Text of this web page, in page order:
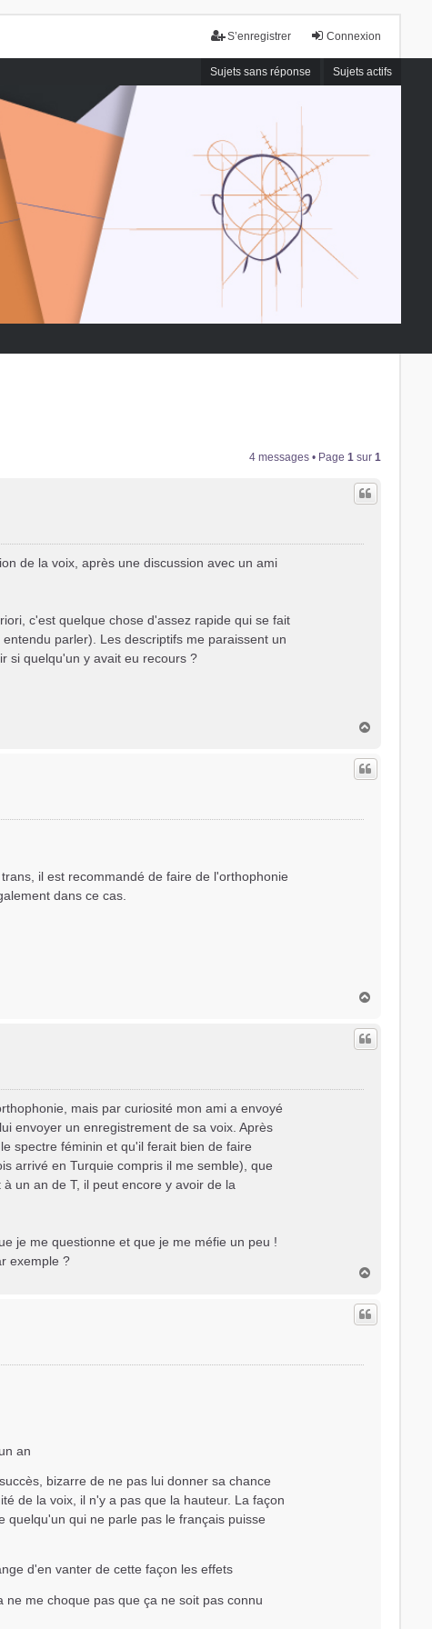
Connexion
S’enregistrer
Sujets sans réponse Sujets actifs
4 messages • Page1 sur1
de la voix, après une discussion avec un ami
c'est quelque chose d'assez rapide qui se fait
parler). Les descriptifs me paraissent un
si quelqu'un y avait eu recours ?
u
il est recommandé de faire de l'orthophonie
dans ce cas.
u
mais par curiosité mon ami a envoyé
envoyer un enregistrement de sa voix. Après
spectre féminin et qu'il ferait bien de faire
arrivé en Turquie compris il me semble), que
un an de T, il peut encore y avoir de la
je me questionne et que je me méfie un peu !
exemple ?
u
an
bizarre de ne pas lui donner sa chance
de la voix, il n'y a pas que la hauteur. La façon
quelqu'un qui ne parle pas le français puisse
d'en vanter de cette façon les effets
me choque pas que ça ne soit pas connu